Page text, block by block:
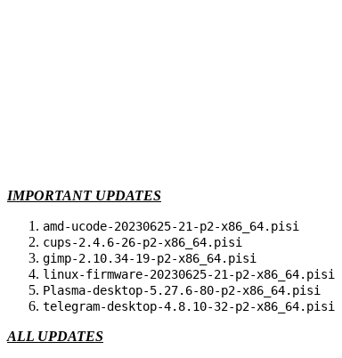
IMPORTANT UPDATES
amd-ucode-20230625-21-p2-x86_64.pisi
cups-2.4.6-26-p2-x86_64.pisi
gimp-2.10.34-19-p2-x86_64.pisi
linux-firmware-20230625-21-p2-x86_64.pisi
Plasma-desktop-5.27.6-80-p2-x86_64.pisi
telegram-desktop-4.8.10-32-p2-x86_64.pisi
ALL UPDATES